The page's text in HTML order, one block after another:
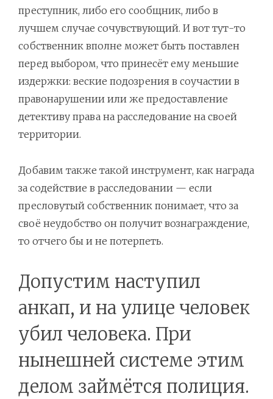
преступник, либо его сообщник, либо в
лучшем случае сочувствующий. И вот тут-то
собственник вполне может быть поставлен
перед выбором, что принесёт ему меньшие
издержки: веские подозрения в соучастии в
правонарушении или же предоставление
детективу права на расследование на своей
территории.
Добавим также такой инструмент, как награда
за содействие в расследовании — если
пресловутый собственник понимает, что за
своё неудобство он получит вознаграждение,
то отчего бы и не потерпеть.
Допустим наступил
анкап, и на улице человек
убил человека. При
нынешней системе этим
делом займётся полиция.